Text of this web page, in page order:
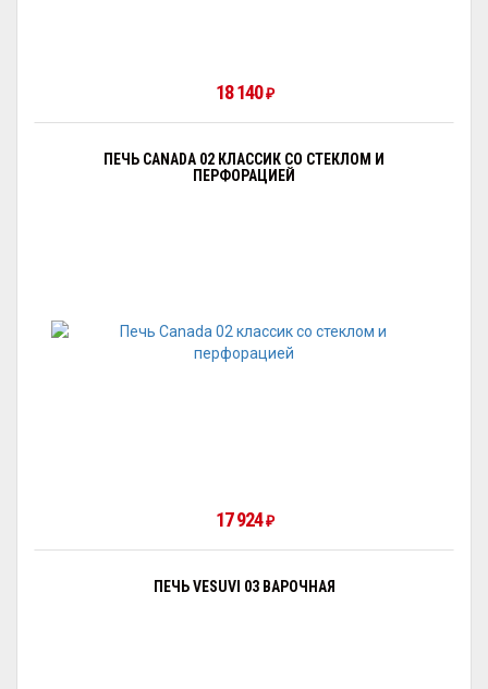
18 140 ₽
ПЕЧЬ CANADA 02 КЛАССИК СО СТЕКЛОМ И
ПЕРФОРАЦИЕЙ
17 924 ₽
ПЕЧЬ VESUVI 03 ВАРОЧНАЯ